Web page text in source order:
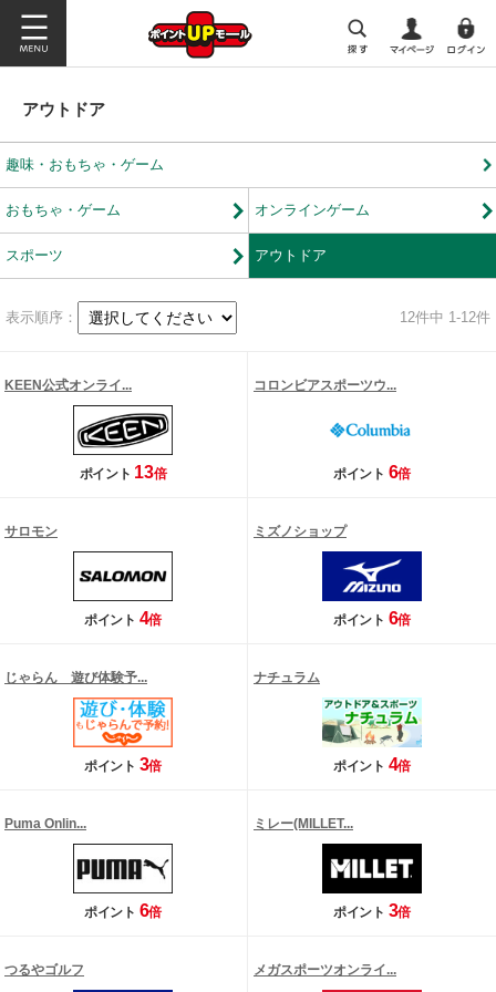
アウトドア
趣味・おもちゃ・ゲーム
おもちゃ・ゲーム オンラインゲーム
スポーツ アウトドア
表示順序： 12件中 1-12件
KEEN公式オンライ...
ポイント 13倍
コロンビアスポーツウ...
ポイント 6倍
サロモン
ポイント 4倍
ミズノショップ
ポイント 6倍
じゃらん 遊び体験予...
ポイント 3倍
ナチュラム
ポイント 4倍
Puma Onlin...
ポイント 6倍
ミレー(MILLET...
ポイント 3倍
つるやゴルフ メガスポーツオンライ...